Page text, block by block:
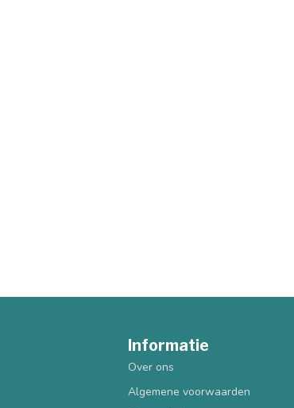
Informatie
Over ons
Algemene voorwaarden